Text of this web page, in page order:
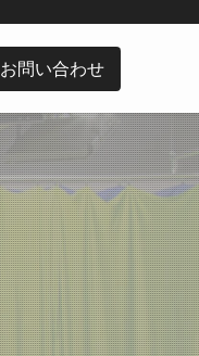
お問い合わせ